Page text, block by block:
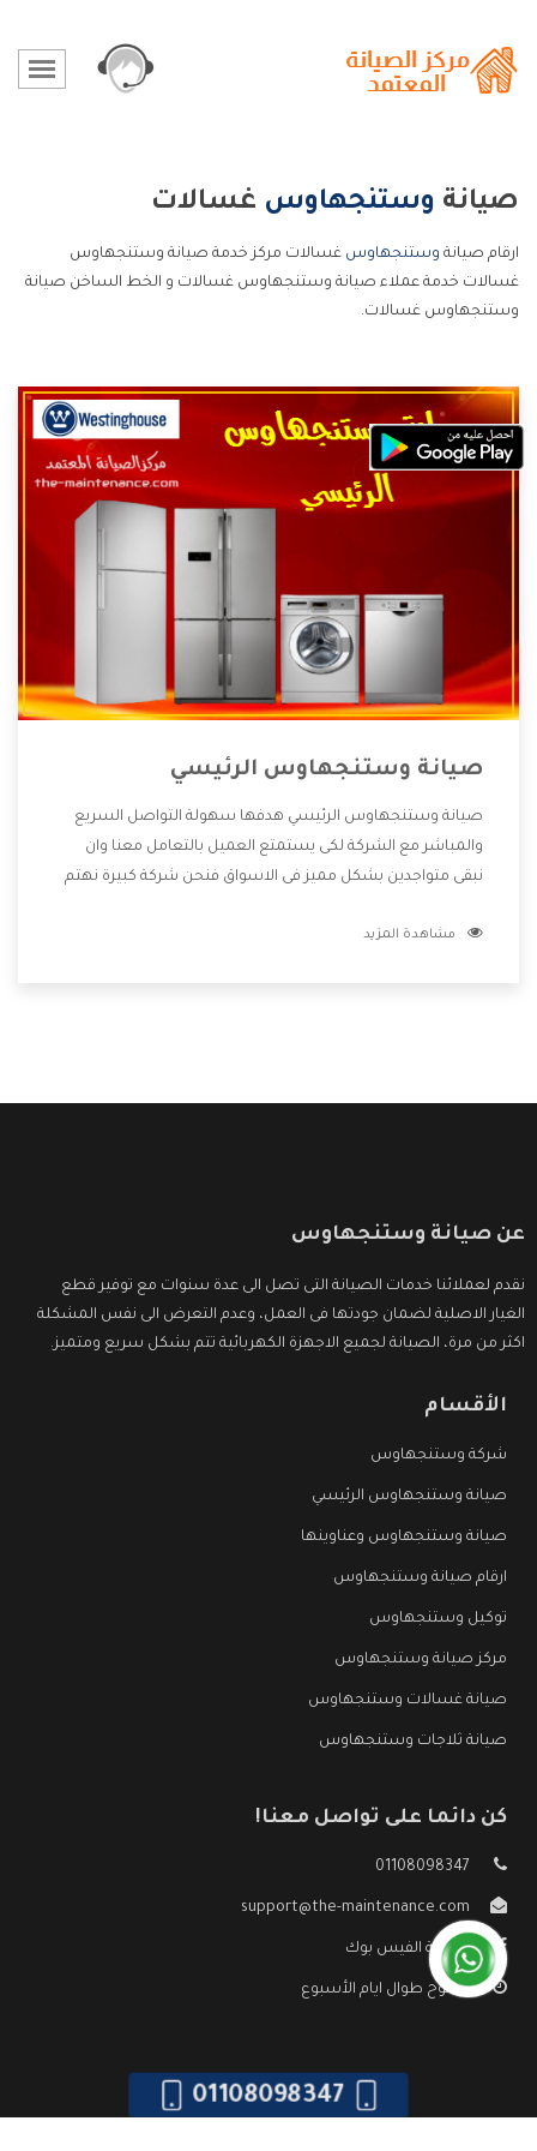
صيانة وستنجهاوس غسالات
ارقام صيانة وستنجهاوس غسالات مركز خدمة صيانة وستنجهاوس
غسالات خدمة عملاء صيانة وستنجهاوس غسالات و الخط الساخن صيانة
وستنجهاوس غسالات.
صيانة وستنجهاوس الرئيسي
صيانة وستنجهاوس الرئيسي هدفها سهولة التواصل السريع
والمباشر مع الشركة لكى يستمتع العميل بالتعامل معنا وان
نبقى متواجدين بشكل مميز فى الاسواق فنحن شركة كبيرة نهتم
الشركة بها والتى تكون منها خدمة الصيانة التى تكون من أهم
مشاهدة المزيد
عن صيانة وستنجهاوس
نقدم لعملائنا خدمات الصيانة التى تصل الى عدة سنوات مع توفير قطع
الغيار الاصلية لضمان جودتها فى العمل، وعدم التعرض الى نفس المشكلة
اكثر من مرة، الصيانة لجميع الاجهزة الكهربائية تتم بشكل سريع ومتميز.
الأقسام
شركة وستنجهاوس
صيانة وستنجهاوس الرئيسي
صيانة وستنجهاوس وعناوينها
ارقام صيانة وستنجهاوس
توكيل وستنجهاوس
مركز صيانة وستنجهاوس
صيانة غسالات وستنجهاوس
صيانة ثلاجات وستنجهاوس
كن دائما على تواصل معنا!
01108098347
support@the-maintenance.com
صفحة الفيس بوك
مفتوح طوال ايام الأسبوع
01108098347